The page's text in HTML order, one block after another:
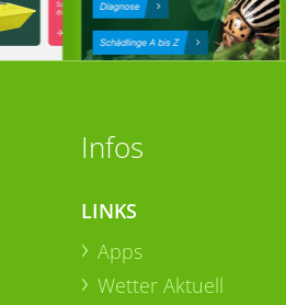
Infos
LINKS
Apps
Wetter Aktuell